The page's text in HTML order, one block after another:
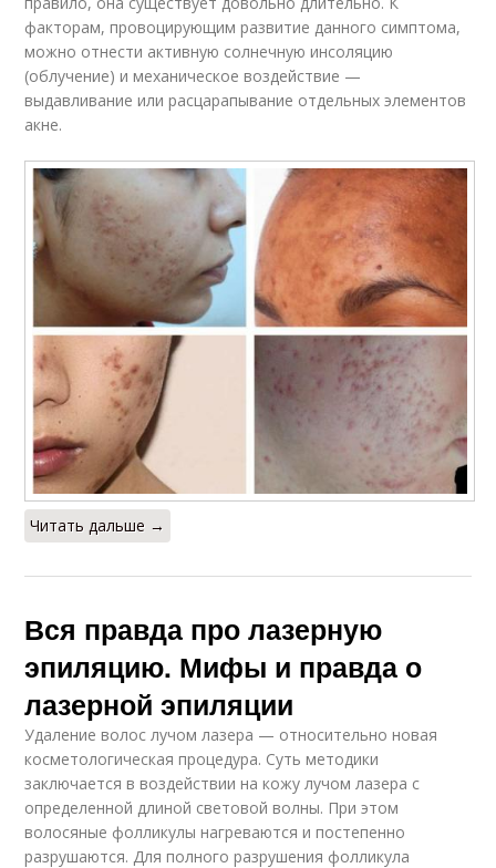
факторам, провоцирующим развитие данного симптома,
можно отнести активную солнечную инсоляцию
(облучение) и механическое воздействие —
выдавливание или расцарапывание отдельных элементов
акне.
Читать дальше →
Вся правда про лазерную
эпиляцию. Мифы и правда о
лазерной эпиляции
Удаление волос лучом лазера — относительно новая
косметологическая процедура. Суть методики
заключается в воздействии на кожу лучом лазера с
определенной длиной световой волны. При этом
волосяные фолликулы нагреваются и постепенно
разрушаются. Для полного разрушения фолликула